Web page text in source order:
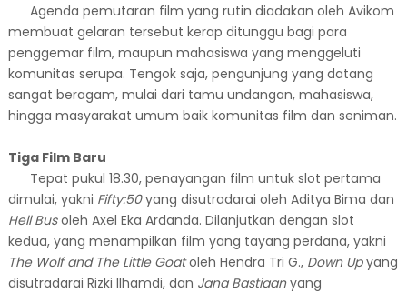
Agenda pemutaran film yang rutin diadakan oleh Avikom
membuat gelaran tersebut kerap ditunggu bagi para
penggemar film, maupun mahasiswa yang menggeluti
komunitas serupa. Tengok saja, pengunjung yang datang
sangat beragam, mulai dari tamu undangan, mahasiswa,
hingga masyarakat umum baik komunitas film dan seniman.
Tiga Film Baru
Tepat pukul 18.30, penayangan film untuk slot pertama
dimulai, yakni Fifty:50yang disutradarai oleh Aditya Bima dan
Hell Busoleh Axel Eka Ardanda. Dilanjutkan dengan slot
kedua, yang menampilkan film yang tayang perdana, yakni
The Wolf and The Little Goatoleh Hendra Tri G., Down Upyang
disutradarai Rizki Ilhamdi, dan Jana Bastiaanyang